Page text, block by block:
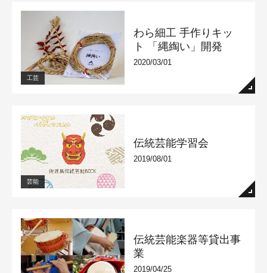
工芸
わら細工 手作りキッ
ト 「縄綯い」開発
2020/03/01
芸能
伝統芸能学習会
2019/08/01
伝統芸能楽器等貸出事
業
2019/04/25